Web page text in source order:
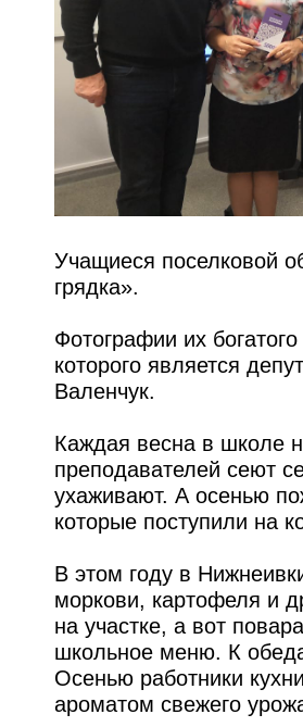
Учащиеся поселковой
грядка».
Фотографии их
которого является
Валенчук.
Каждая весна в школе
преподавателей сеют
ухаживают. А осенью
которые поступили на
В этом году в
моркови, картофеля и
на участке, а вот
школьное меню. К
Осенью работники
ароматом свежего